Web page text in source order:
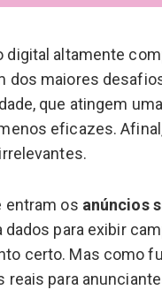
digital altamente
dos maiores
que atingem
eficazes.
entram os anúncios
dados para exibir
certo. Mas como
reais para